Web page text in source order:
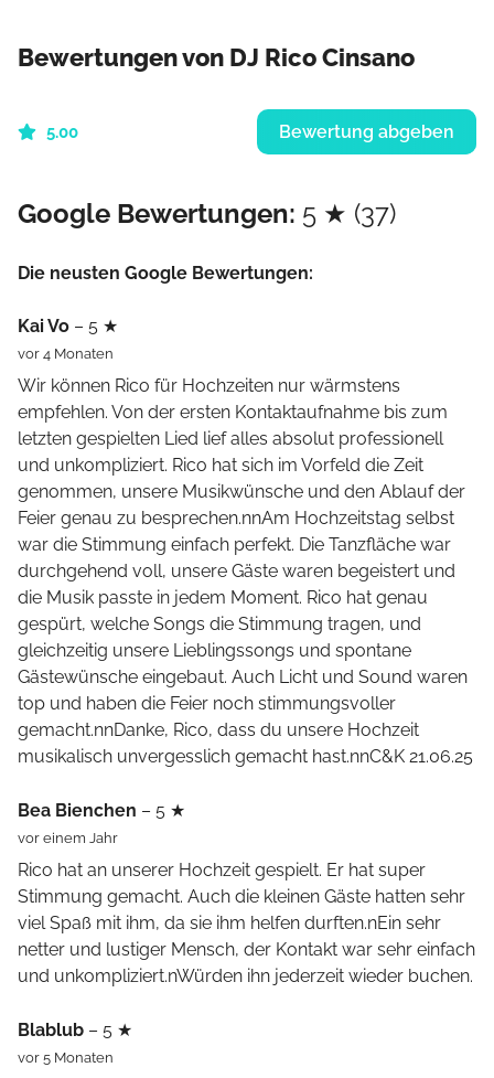
Bewertungen von DJ Rico Cinsano
5.00 Bewertung abgeben
Google Bewertungen: 5 ★ (37)
Die neusten Google Bewertungen:
Kai Vo – 5 ★
vor 4 Monaten
Wir können Rico für Hochzeiten nur wärmstens
empfehlen. Von der ersten Kontaktaufnahme bis zum
letzten gespielten Lied lief alles absolut professionell
und unkompliziert. Rico hat sich im Vorfeld die Zeit
genommen, unsere Musikwünsche und den Ablauf der
Feier genau zu besprechen.nnAm Hochzeitstag selbst
war die Stimmung einfach perfekt. Die Tanzfläche war
durchgehend voll, unsere Gäste waren begeistert und
die Musik passte in jedem Moment. Rico hat genau
gespürt, welche Songs die Stimmung tragen, und
gleichzeitig unsere Lieblingssongs und spontane
Gästewünsche eingebaut. Auch Licht und Sound waren
top und haben die Feier noch stimmungsvoller
gemacht.nnDanke, Rico, dass du unsere Hochzeit
musikalisch unvergesslich gemacht hast.nnC&K 21.06.25
Bea Bienchen – 5 ★
vor einem Jahr
Rico hat an unserer Hochzeit gespielt. Er hat super
Stimmung gemacht. Auch die kleinen Gäste hatten sehr
viel Spaß mit ihm, da sie ihm helfen durften.nEin sehr
netter und lustiger Mensch, der Kontakt war sehr einfach
und unkompliziert.nWürden ihn jederzeit wieder buchen.
Blablub – 5 ★
vor 5 Monaten